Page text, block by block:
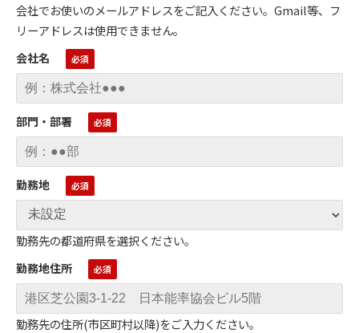
会社でお使いのメールアドレスをご記入ください。Gmail等、フ
リーアドレスは使用できません。
会社名
部門・部署
勤務地
勤務先の都道府県を選択ください。
勤務地住所
勤務先の住所(市区町村以降)をご入力ください。